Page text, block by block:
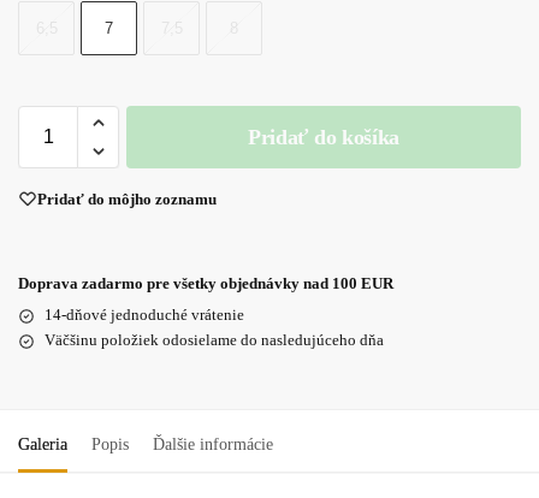
7
Pridať do košíka
Pridať do môjho zoznamu
Doprava zadarmo pre všetky objednávky nad 100 EUR
14-dňové jednoduché vrátenie
Väčšinu položiek odosielame do nasledujúceho dňa
Galeria Popis Ďalšie informácie